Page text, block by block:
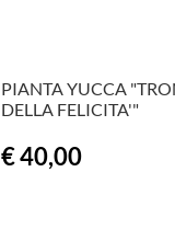
PIANTA YUCCA
DELLA FELICITA'"
€ 40,00